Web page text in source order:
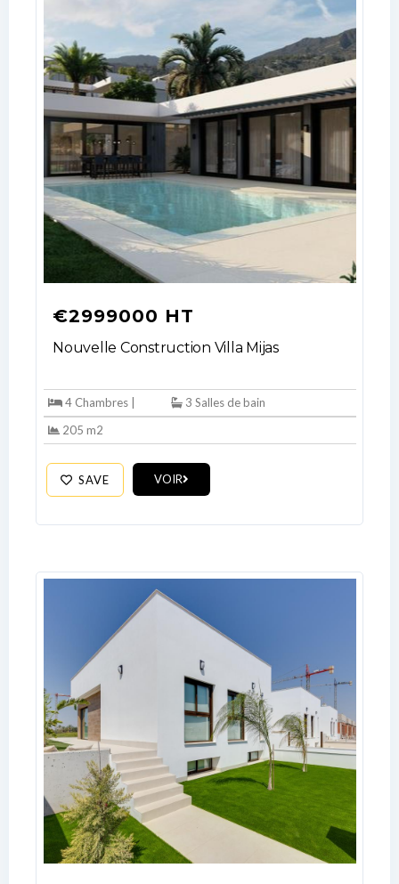
€2999000 HT
Nouvelle Construction Villa Mijas
4 Chambres |
3 Salles de bain
205 m2
SAVE VOIR